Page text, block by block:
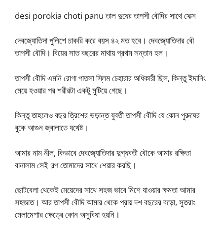
desi porokia choti panu তাল দুধের তাপসী বৌদির সাথে সেক্স
দেবজ্যোতিদা পুলিশে চাকরি করে বয়স ৪২ মত হবে। দেবজ্যোতিদার বৌ
তাপসী বৌদি। বিয়ের সাত বছরের মাথায় প্রথম সন্তান হল।
তাপসী বৌদি এমনি রোগা পাতলা স্লিম চেহারার অধিকারী ছিল, কিন্তু ইদানিং
মেয়ে হওয়ার পর শরীরটা একটু মুটিয়ে গেছে।
কিন্তু তাহলেও বছর ত্রিশের ভড়ান্ত যুবতী তাপসী বৌদি যে কোন পুরুষের
বুকে আগুন জ্বালাতে যথেষ্ট।
আমার নাম নীল, কিভাবে দেবজ্যোতিদার দুগ্ধবতী বৌকে আমার রক্ষিতা
বানালাম সেই গল্প তোমাদের সাথে শেয়ার করছি।
ছোটবেলা থেকেই মেয়েদের সাথে সহজ ভাবে মিশে যাওয়ার ক্ষমতা আমার
সহজাত। আর তাপসী বৌদি আমার থেকে প্রায় দশ বছরের বড়ো, সুতরাং
মেলামেশার ক্ষেত্রে কোন অসুবিধা হয়নি।